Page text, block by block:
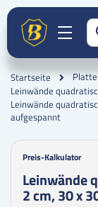
Startseite
Leinwände
Leinwände
aufgespannt
Preis-Kalkulator
Leinwände
2 cm, 30 x